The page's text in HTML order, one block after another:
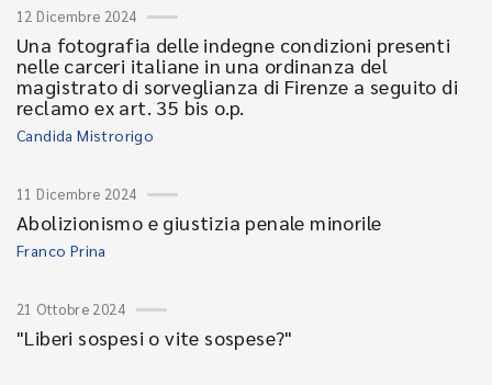
12 Dicembre 2024
Una fotografia delle indegne condizioni presenti
nelle carceri italiane in una ordinanza del
magistrato di sorveglianza di Firenze a seguito di
reclamo ex art. 35 bis o.p.
Candida Mistrorigo
11 Dicembre 2024
Abolizionismo e giustizia penale minorile
Franco Prina
21 Ottobre 2024
"Liberi sospesi o vite sospese?"